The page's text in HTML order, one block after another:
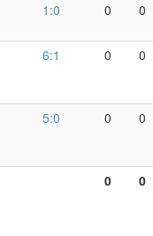
1:0 0 0
6:1 0 0
5:0 0 0
0 0